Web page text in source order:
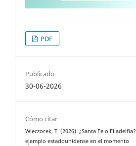
PDF
Publicado
30-06-2026
Cómo citar
Wieczorek, T. (2026). ¿Santa Fe o
ejemplo estadounidense en el momento